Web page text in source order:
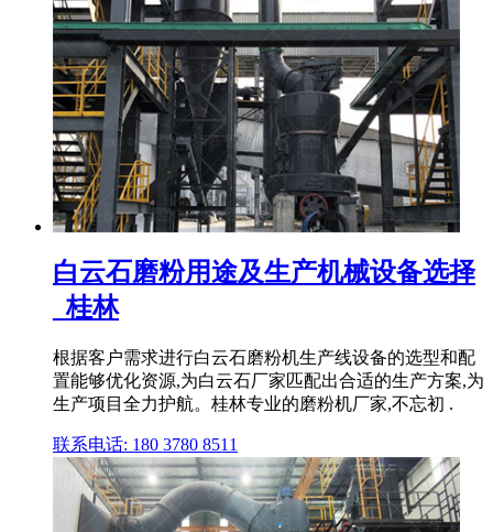
白云石磨粉用途及生产机械设备选择
_桂林
根据客户需求进行白云石磨粉机生产线设备的选型和配
置能够优化资源,为白云石厂家匹配出合适的生产方案,为
生产项目全力护航。桂林专业的磨粉机厂家,不忘初 .
联系电话: 180 3780 8511